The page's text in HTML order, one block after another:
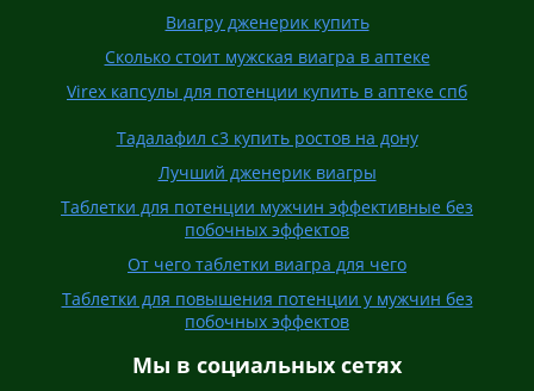
Виагру дженерик купить
Сколько стоит мужская виагра в аптеке
Virex капсулы для потенции купить в аптеке спб
Тадалафил с3 купить ростов на дону
Лучший дженерик виагры
Таблетки для потенции мужчин эффективные без
побочных эффектов
От чего таблетки виагра для чего
Таблетки для повышения потенции у мужчин без
побочных эффектов
Мы в социальных сетях